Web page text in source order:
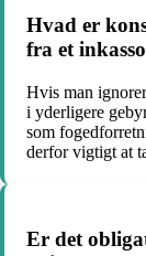
Hvad er
fra et
Hvis man
i yderligere
som
derfor vigtigt at
Er det